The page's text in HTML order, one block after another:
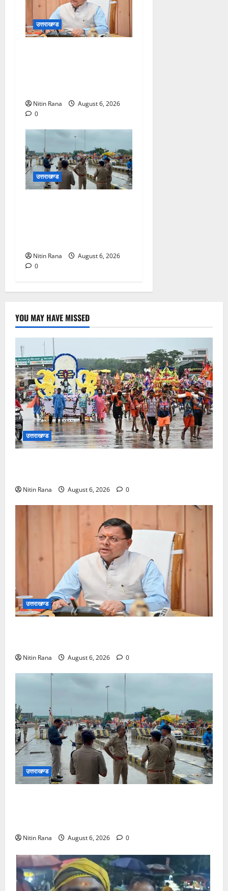
उत्तराखण्ड
Nitin Rana
August 6, 2026
0
उत्तराखण्ड
Nitin Rana
August 6, 2026
0
YOU MAY HAVE MISSED
उत्तराखण्ड
Nitin Rana August 6, 2026 0
उत्तराखण्ड
Nitin Rana August 6, 2026 0
उत्तराखण्ड
Nitin Rana August 6, 2026 0